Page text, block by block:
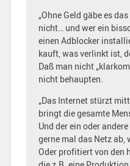
„Ohne Geld gäbe es
nicht… und wer ein
einen Adblocker
kauft, was verlinkt ist,
Daß man nicht
nicht behaupten.
„Das Internet stürzt
bringt die gesamte
Und der ein oder
gerne mal das Netz ab,
Oder profitiert von den